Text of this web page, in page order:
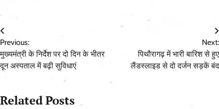
Post
navigation
Previous:
मुख्यमंत्री के निर्देश पर दो दिन के भीतर
दून अस्पताल में बढ़ी सुविधाएं
Next:
पिथौरागढ़ में भारी बारिश से हुए
लैंडस्लाइड से दो दर्जन सड़कें बंद
Related Posts